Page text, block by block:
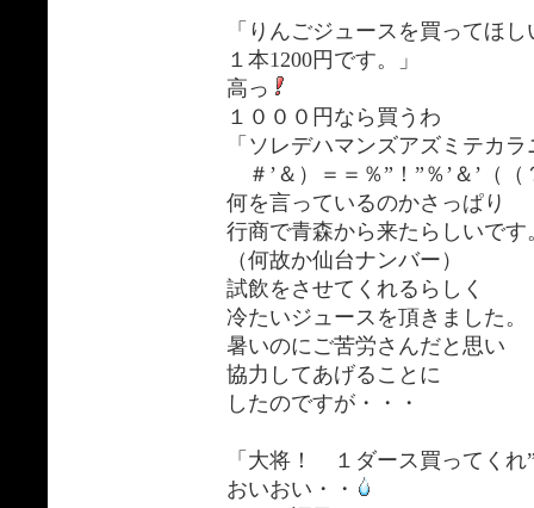
「りんごジュースを買ってほ
１本1200円です。」
高っ
１０００円なら買うわ
「ソレデハマンズアズミテカ
＃’＆）＝＝％”！”％’＆’（（
何を言っているのかさっぱり
行商で青森から来たらしいです
（何故か仙台ナンバー）
試飲をさせてくれるらしく
冷たいジュースを頂きました。
暑いのにご苦労さんだと思い
協力してあげることに
したのですが・・・
「大将！ １ダース買ってくれ
おいおい・・